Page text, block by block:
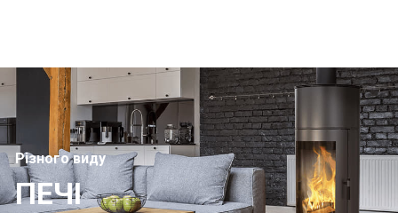
Різного виду
ПЕЧІ